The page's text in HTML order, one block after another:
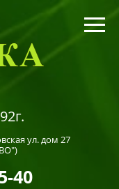
ул. дом 27
40